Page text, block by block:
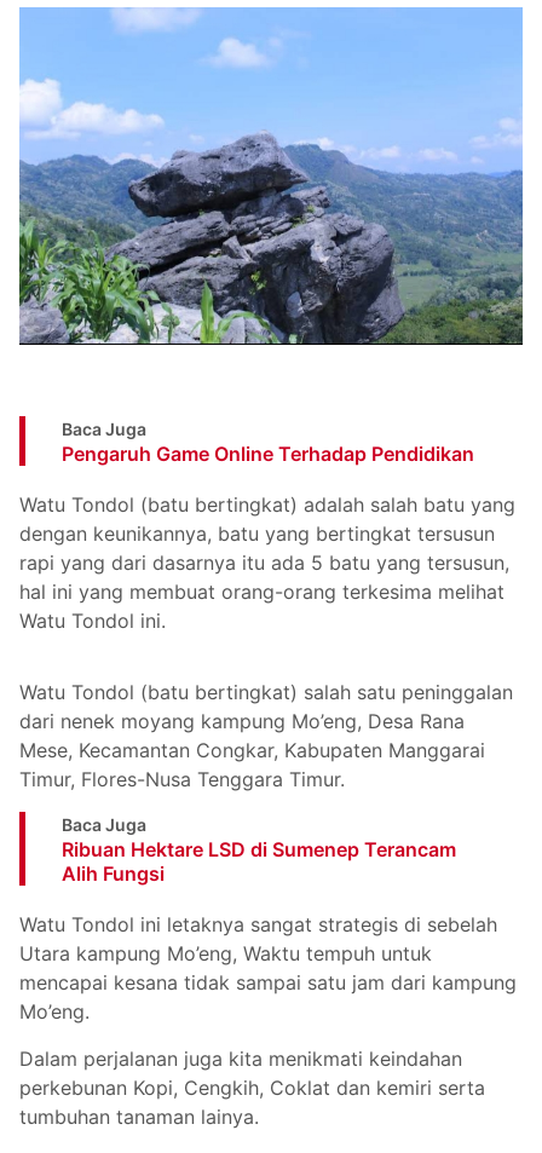
Baca Juga
Pengaruh Game Online Terhadap Pendidikan
Watu Tondol (batu bertingkat) adalah salah batu yang
dengan keunikannya, batu yang bertingkat tersusun
rapi yang dari dasarnya itu ada 5 batu yang tersusun,
hal ini yang membuat orang-orang terkesima melihat
Watu Tondol ini.
Watu Tondol (batu bertingkat) salah satu peninggalan
dari nenek moyang kampung Mo’eng, Desa Rana
Mese, Kecamantan Congkar, Kabupaten Manggarai
Timur, Flores-Nusa Tenggara Timur.
Baca Juga
Ribuan Hektare LSD di Sumenep Terancam
Alih Fungsi
Watu Tondol ini letaknya sangat strategis di sebelah
Utara kampung Mo’eng, Waktu tempuh untuk
mencapai kesana tidak sampai satu jam dari kampung
Mo’eng.
Dalam perjalanan juga kita menikmati keindahan
perkebunan Kopi, Cengkih, Coklat dan kemiri serta
tumbuhan tanaman lainya.